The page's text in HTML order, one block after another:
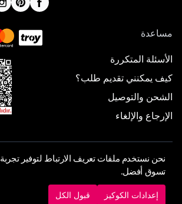
مساعدة
الأسئلة المتكررة
كيف يمكنني تقديم طلب؟
الشحن والتوصيل
الإرجاع والإلغاء
إعدادات الكوكيز
نحن نستخدم ملفات تعريف الارتباط لتوفير تجربة
تسوق أفضل.
إعدادات الكوكيز قبول الكل